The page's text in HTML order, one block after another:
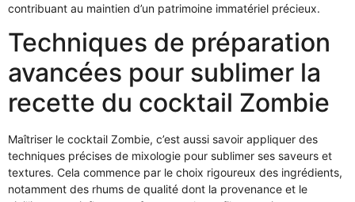
contribuant au maintien d’un patrimoine immatériel précieux.
Techniques de préparation
avancées pour sublimer la
recette du cocktail Zombie
Maîtriser le cocktail Zombie, c’est aussi savoir appliquer des
techniques précises de mixologie pour sublimer ses saveurs et
textures. Cela commence par le choix rigoureux des ingrédients,
notamment des rhums de qualité dont la provenance et le